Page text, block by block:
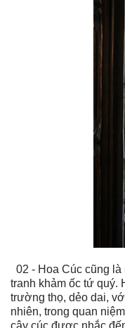
02 - Hoa Cúc cũng
tranh khảm ốc tứ quý.
trường thọ, dẻo dai,
nhiên, trong quan
cây cúc được nhắc